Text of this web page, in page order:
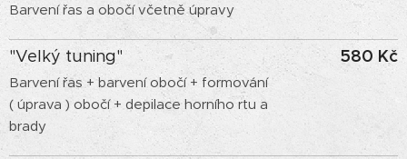
Barvení řas a obočí včetně úpravy
"Velký tuning"
Barvení řas + barvení obočí + formování
( úprava ) obočí + depilace horního rtu a
brady
580 Kč